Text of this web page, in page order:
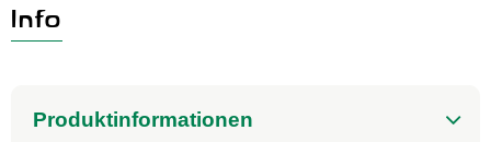
B2B
Info
Produktinformationen